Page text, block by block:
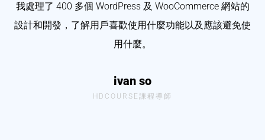
我處理了 400 多個 WordPress 及 WooCommerce 網站的
設計和開發，了解用戶喜歡使用什麼功能以及應該避免使
用什麼。
ivan so
HDCOURSE課程導師